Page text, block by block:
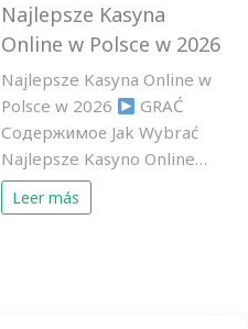
Najlepsze Kasyna
Online w Polsce w 2026
Najlepsze Kasyna Online w
Polsce w 2026
GRAĆ
Содержимое Jak Wybrać
Najlepsze Kasyno Online…
Leer más